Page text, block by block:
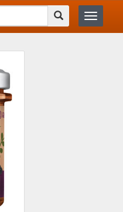
Suchen Toggle